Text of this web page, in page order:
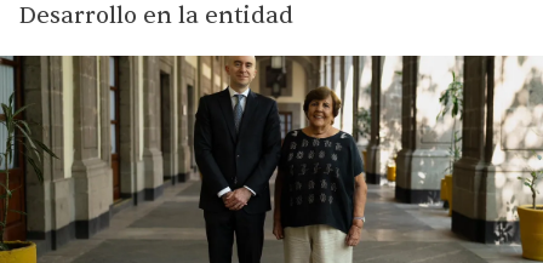
Desarrollo en la entidad